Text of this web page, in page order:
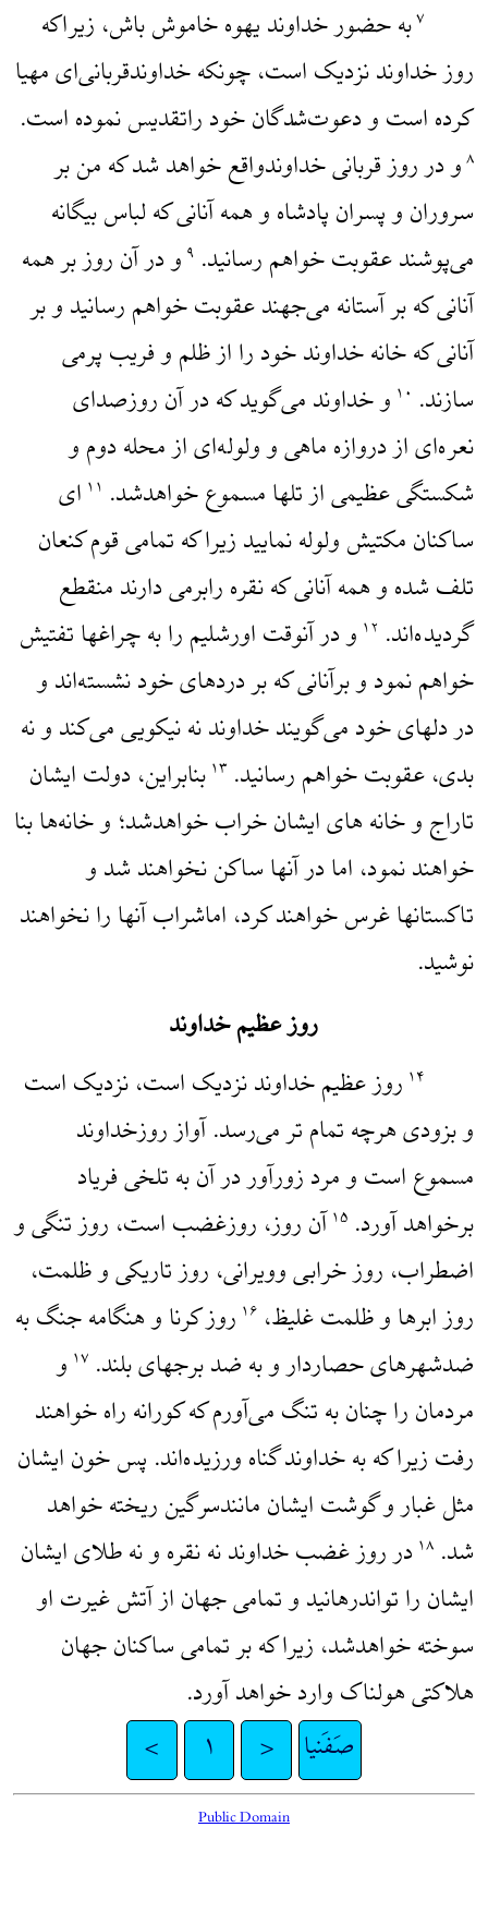
۷به حضور خداوند یهوه خاموش باش، زیراکه
روز خداوند نزدیک است، چونکه خداوندقربانی‌ای مهیا
کرده است و دعوت‌شدگان خود راتقدیس نموده است.
۸و در روز قربانی خداوندواقع خواهد شد که من بر
سروران و پسران پادشاه و همه آنانی که لباس بیگانه
می‌پوشند عقوبت خواهم رسانید. ۹ و در آن روز بر همه
آنانی که بر آستانه می‌جهند عقوبت خواهم رسانید و بر
آنانی که خانه خداوند خود را از ظلم و فریب پرمی
سازند. ۱۰ و خداوند می‌گوید که در آن روزصدای
نعره‌ای از دروازه ماهی و ولوله‌ای از محله دوم و
شکستگی عظیمی از تلها مسموع خواهدشد. ۱۱ ‌ای
ساکنان مکتیش ولوله نمایید زیرا که تمامی قوم کنعان
تلف شده و همه آنانی که نقره رابرمی دارند منقطع
گردیده‌اند. ۱۲ و در آنوقت اورشلیم را به چراغها تفتیش
خواهم نمود و برآنانی که بر دردهای خود نشسته‌اند و
در دلهای خود می‌گویند خداوند نه نیکویی می‌کند و نه
بدی، عقوبت خواهم رسانید. ۱۳ بنابراین، دولت ایشان
تاراج و خانه های ایشان خراب خواهدشد؛ و خانه‌ها بنا
خواهند نمود، اما در آنها ساکن نخواهند شد و
تاکستانها غرس خواهند کرد، اماشراب آنها را نخواهند
نوشید.
روز عظیم خداوند
۱۴ روز عظیم خداوند نزدیک است، نزدیک است
و بزودی هرچه تمام تر می‌رسد. آواز روزخداوند
مسموع است و مرد زورآور در آن به تلخی فریاد
برخواهد آورد. ۱۵آن روز، روزغضب است، روز تنگی و
اضطراب، روز خرابی وویرانی، روز تاریکی و ظلمت،
روز ابرها و ظلمت غلیظ، ۱۶ روز کرنا و هنگامه جنگ به
ضدشهرهای حصاردار و به ضد برجهای بلند. ۱۷ و
مردمان را چنان به تنگ می‌آورم که کورانه راه خواهند
رفت زیرا که به خداوند گناه ورزیده‌اند. پس خون ایشان
مثل غبار و گوشت ایشان مانندسرگین ریخته خواهد
شد. ۱۸ در روز غضب خداوند نه نقره و نه طلای ایشان
ایشان را تواندرهانید و تمامی جهان از آتش غیرت او
سوخته خواهدشد، زیرا که بر تمامی ساکنان جهان
هلاکتی هولناک وارد خواهد آورد.
صَفَنیا < ۱ >
Public Domain